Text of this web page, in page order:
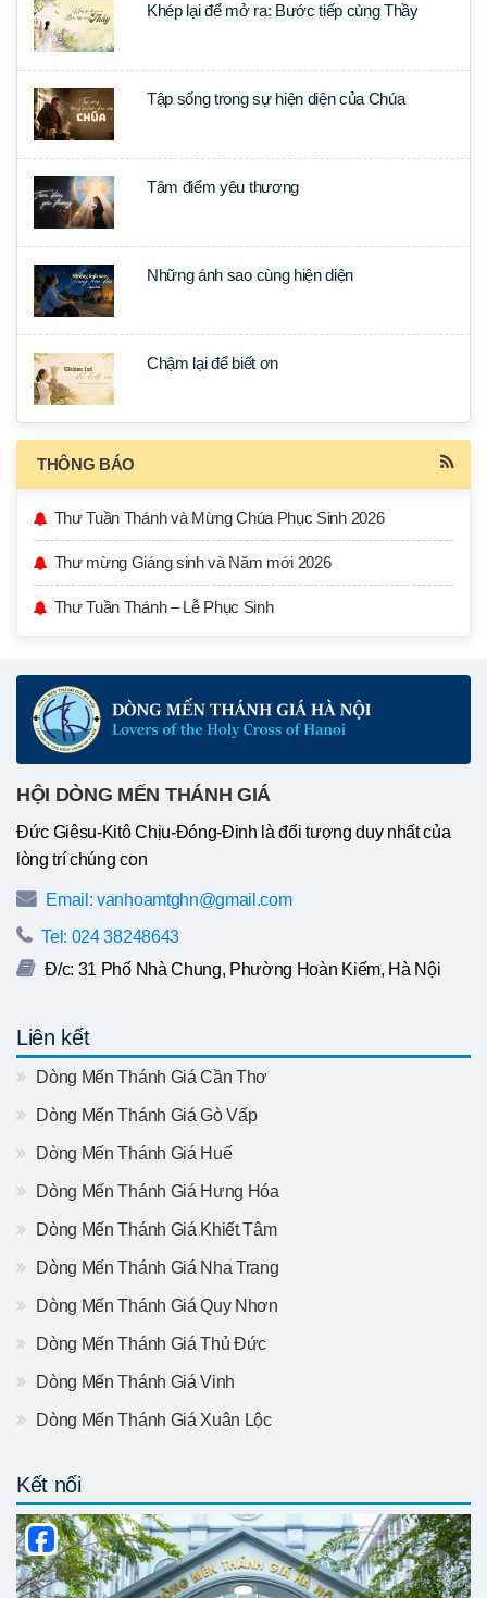
Khép lại để mở ra: Bước tiếp cùng Thầy
Tập sống trong sự hiện diện của Chúa
Tâm điểm yêu thương
Những ánh sao cùng hiện diện
Chậm lại để biết ơn
THÔNG BÁO
Thư Tuần Thánh và Mừng Chúa Phục Sinh 2026
Thư mừng Giáng sinh và Năm mới 2026
Thư Tuần Thánh – Lễ Phục Sinh
HỘI DÒNG MẾN THÁNH GIÁ
Đức Giêsu-Kitô Chịu-Đóng-Đinh là đối tượng duy nhất của
lòng trí chúng con
Email: vanhoamtghn@gmail.com
Tel: 024 38248643
Đ/c: 31 Phố Nhà Chung, Phường Hoàn Kiếm, Hà Nội
Liên kết
Dòng Mến Thánh Giá Cần Thơ
Dòng Mến Thánh Giá Gò Vấp
Dòng Mến Thánh Giá Huế
Dòng Mến Thánh Giá Hưng Hóa
Dòng Mến Thánh Giá Khiết Tâm
Dòng Mến Thánh Giá Nha Trang
Dòng Mến Thánh Giá Quy Nhơn
Dòng Mến Thánh Giá Thủ Đức
Dòng Mến Thánh Giá Vinh
Dòng Mến Thánh Giá Xuân Lộc
Kết nối